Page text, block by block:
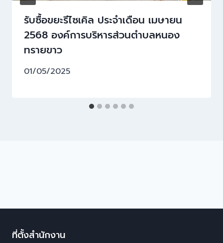
รับซื้อขยะรีไซเคิล ประจำเดือน เมษายน
2568 องค์การบริหารส่วนตำบลหนอง
ทรายขาว
01/05/2025
ที่ตั้งสำนักงาน